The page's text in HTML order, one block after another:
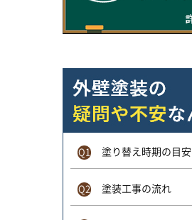
Q1 塗り替え時期の目安
Q2 塗装工事の流れ